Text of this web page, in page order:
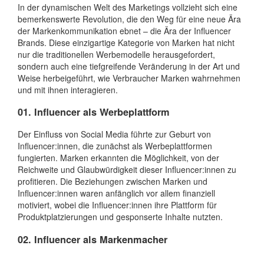
In der dynamischen Welt des Marketings vollzieht sich eine
bemerkenswerte Revolution, die den Weg für eine neue Ära
der Markenkommunikation ebnet – die Ära der Influencer
Brands. Diese einzigartige Kategorie von Marken hat nicht
nur die traditionellen Werbemodelle herausgefordert,
sondern auch eine tiefgreifende Veränderung in der Art und
Weise herbeigeführt, wie Verbraucher Marken wahrnehmen
und mit ihnen interagieren.
01. Influencer als Werbeplattform
Der Einfluss von Social Media führte zur Geburt von
Influencer:innen, die zunächst als Werbeplattformen
fungierten. Marken erkannten die Möglichkeit, von der
Reichweite und Glaubwürdigkeit dieser Influencer:innen zu
profitieren. Die Beziehungen zwischen Marken und
Influencer:innen waren anfänglich vor allem finanziell
motiviert, wobei die Influencer:innen ihre Plattform für
Produktplatzierungen und gesponserte Inhalte nutzten.
02. Influencer als Markenmacher